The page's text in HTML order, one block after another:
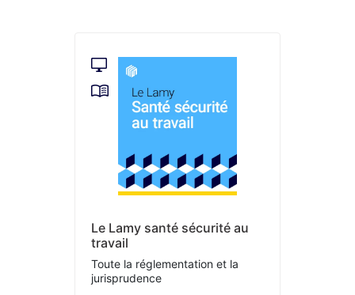
Le Lamy santé sécurité au
travail
Toute la réglementation et la
jurisprudence